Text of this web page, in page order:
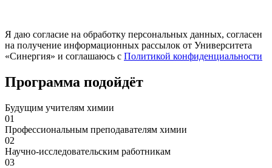
Я даю согласие на обработку персональных данных, согласен
на получение информационных рассылок от Университета
«Синергия» и соглашаюсь c Политикой конфиденциальности
Программа подойдёт
Будущим учителям химии
01
Профессиональным преподавателям химии
02
Научно-исследовательским работникам
03